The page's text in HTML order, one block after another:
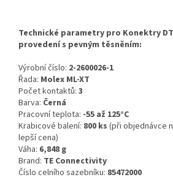
Technické parametry pro Konektry
provedení s pevným těsněním:
Výrobní číslo: 2-2600026-1
Řada: Molex ML-XT
Počet kontaktů: 3
Barva: Černá
Pracovní teplota: -55 až 125°C
Krabicové balení: 800 ks (při objednávce
lepší cena)
Váha: 6,848 g
Brand: TE Connectivity
Číslo celního sazebníku: 85472000